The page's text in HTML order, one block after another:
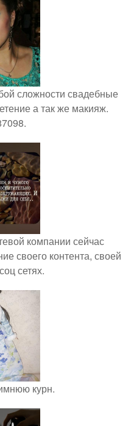
сложности свадебные
а так же макияж.
компании сейчас
своего контента, своей
сетях.
курн.